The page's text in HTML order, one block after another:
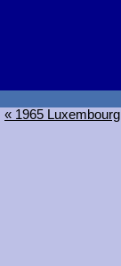
« 1965 Luxembourg